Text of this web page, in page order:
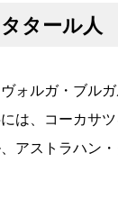
タール人
ォルガ・ブル
は、コーカサ
アストラハン